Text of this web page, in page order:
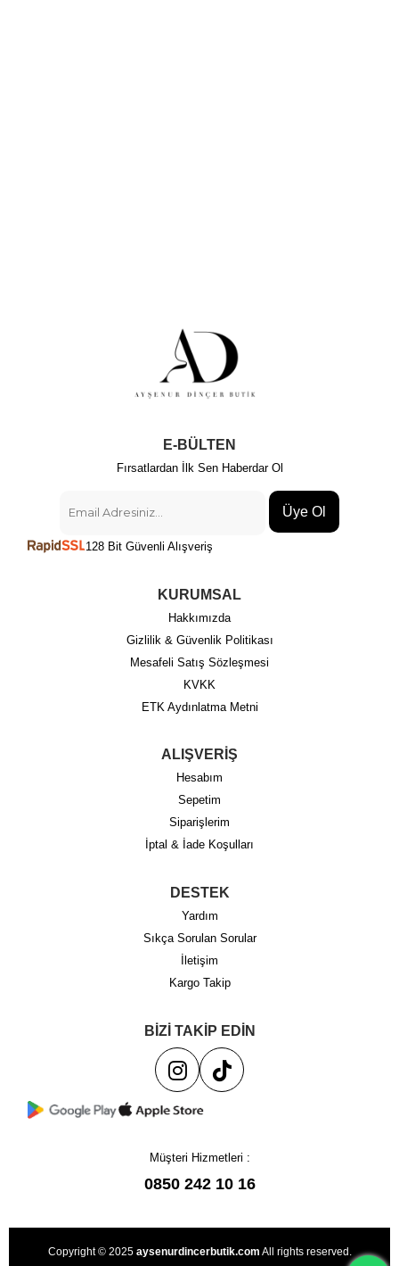
E-BÜLTEN
Fırsatlardan İlk Sen Haberdar Ol
Üye Ol
128 Bit Güvenli Alışveriş
KURUMSAL
Hakkımızda
Gizlilik & Güvenlik Politikası
Mesafeli Satış Sözleşmesi
KVKK
ETK Aydınlatma Metni
ALIŞVERİŞ
Hesabım
Sepetim
Siparişlerim
İptal & İade Koşulları
DESTEK
Yardım
Sıkça Sorulan Sorular
İletişim
Kargo Takip
BİZİ TAKİP EDİN
Müşteri Hizmetleri :
0850 242 10 16
Copyright © 2025 aysenurdincerbutik.com All rights reserved.